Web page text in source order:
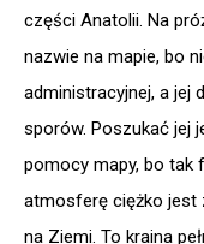
części Anatolii. Na
nazwie na mapie, bo
administracyjnej, a jej
sporów. Poszukać jej
pomocy mapy, bo tak
atmosferę ciężko jest
na Ziemi. To kraina